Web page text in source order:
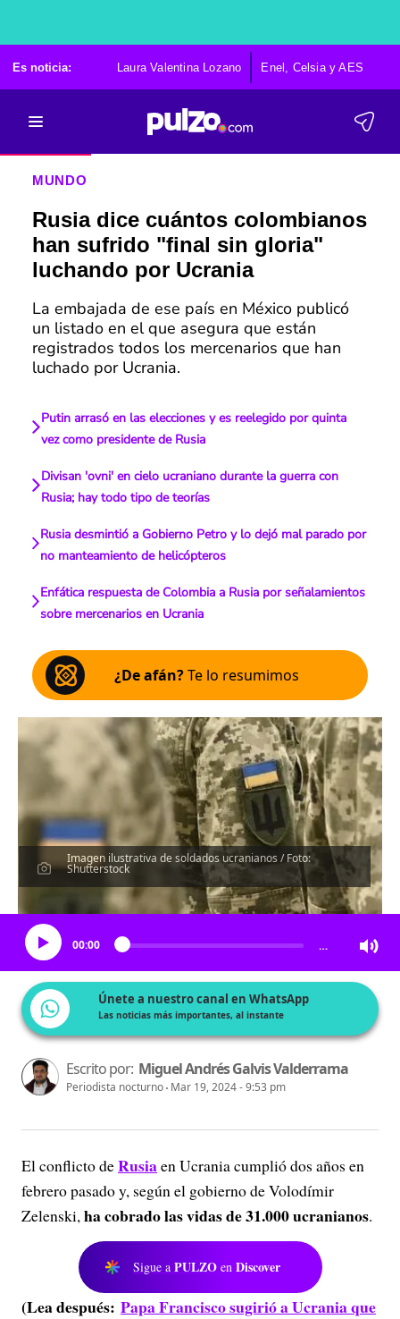
Es noticia: Laura Valentina Lozano Enel, Celsia y AES
MUNDO
Rusia dice cuántos colombianos
han sufrido "final sin gloria"
luchando por Ucrania
La embajada de ese país en México publicó
un listado en el que asegura que están
registrados todos los mercenarios que han
luchado por Ucrania.
Putin arrasó en las elecciones y es reelegido por quinta
vez como presidente de Rusia
Divisan 'ovni' en cielo ucraniano durante la guerra con
Rusia; hay todo tipo de teorías
Rusia desmintió a Gobierno Petro y lo dejó mal parado por
no manteamiento de helicópteros
Enfática respuesta de Colombia a Rusia por señalamientos
sobre mercenarios en Ucrania
¿De afán?Te lo resumimos
Imagen ilustrativa de soldados ucranianos / Foto:
Shutterstock
Escucha el artículo
00:00 …
Únete a nuestro canal en WhatsApp
Las noticias más importantes, al instante
Escrito por: Miguel Andrés Galvis Valderrama
Periodista nocturno Mar 19, 2024 - 9:53 pm
El conflicto deRusiaen Ucrania cumplió dos años en
febrero pasado y, según el gobierno de Volodímir
Zelenski,ha cobrado las vidas de 31.000 ucranianos.
Sigue a PULZO en Discover
(Lea después: Papa Francisco sugirió a Ucrania que